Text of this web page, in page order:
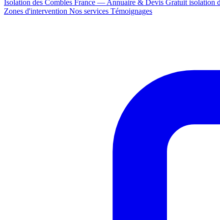
Isolation des Combles France — Annuaire & Devis Gratuit isolation
Zones d'intervention Nos services Témoignages